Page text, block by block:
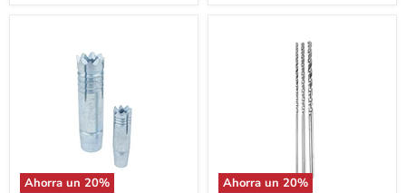
Ahorra un 20%
Ahorra un 20%